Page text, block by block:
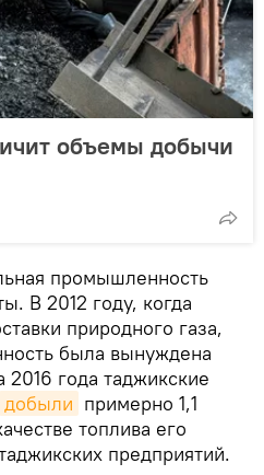
объемы добычи
промышленность
В 2012 году, когда
природного газа,
была вынуждена
2016 года таджикские
добыли примерно 1,1
топлива его
предприятий.